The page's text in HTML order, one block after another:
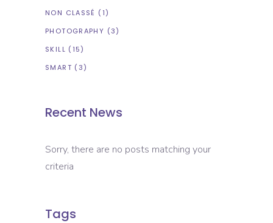
NON CLASSÉ (1)
PHOTOGRAPHY (3)
SKILL (15)
SMART (3)
Recent News
Sorry, there are no posts matching your
criteria
Tags